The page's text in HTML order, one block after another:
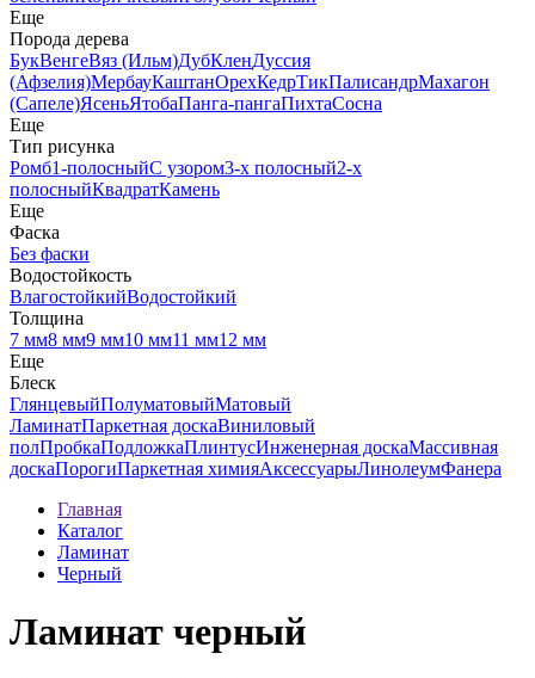
Еще
Порода дерева
БукВенгеВяз (Ильм)ДубКленДуссия
(Афзелия)МербауКаштанОрехКедрТикПалисандрМахагон
(Сапеле)ЯсеньЯтобаПанга-пангаПихтаСосна
Еще
Тип рисунка
Ромб1-полосныйС узором3-х полосный2-х
полосныйКвадратКамень
Еще
Фаска
Без фаски
Водостойкость
ВлагостойкийВодостойкий
Толщина
7 мм8 мм9 мм10 мм11 мм12 мм
Еще
Блеск
ГлянцевыйПолуматовыйМатовый
ЛаминатПаркетная доскаВиниловый
полПробкаПодложкаПлинтусИнженерная доскаМассивная
доскаПорогиПаркетная химияАксессуарыЛинолеумФанера
Главная
Каталог
Ламинат
Черный
Ламинат черный